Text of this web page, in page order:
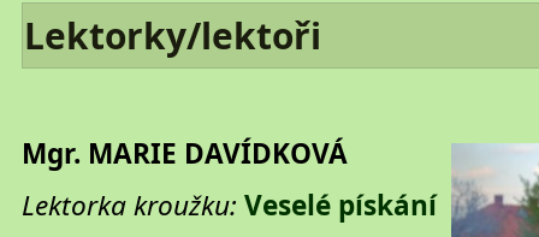
Lektorky/lektoři
Mgr. MARIE DAVÍDKOVÁ
Lektorka kroužku: Veselé pískání